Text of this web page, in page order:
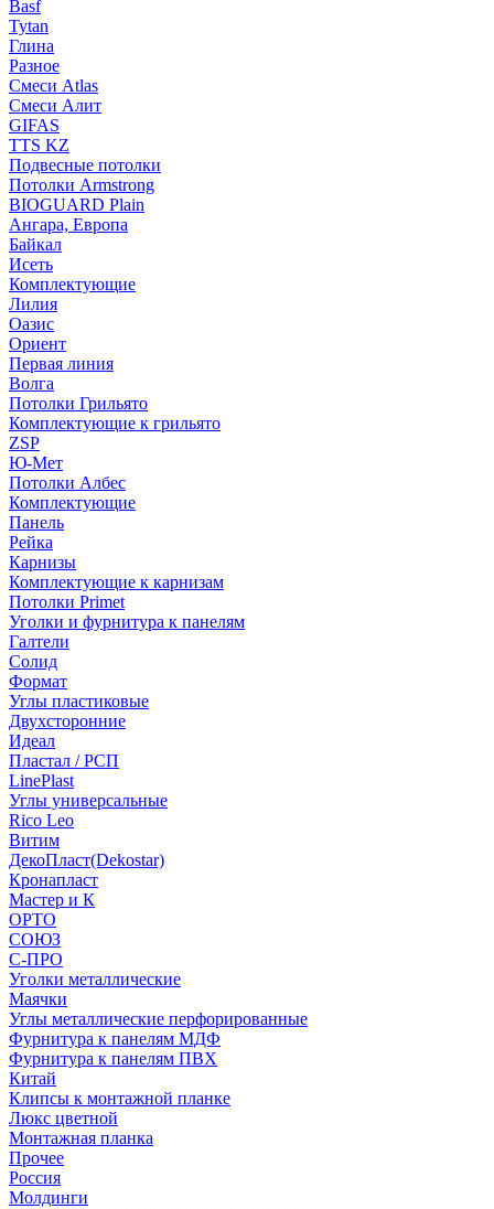
Basf
Tytan
Глина
Разное
Смеси Atlas
Смеси Алит
GIFAS
TTS KZ
Подвесные потолки
Потолки Armstrong
BIOGUARD Plain
Ангара, Европа
Байкал
Исеть
Комплектующие
Лилия
Оазис
Ориент
Первая линия
Волга
Потолки Грильято
Комплектующие к грильято
ZSP
Ю-Мет
Потолки Албес
Комплектующие
Панель
Рейка
Карнизы
Комплектующие к карнизам
Потолки Primet
Уголки и фурнитура к панелям
Галтели
Солид
Формат
Углы пластиковые
Двухсторонние
Идеал
Пластал / РСП
LinePlast
Углы универсальные
Rico Leo
Витим
ДекоПласт(Dekostar)
Кронапласт
Мастер и К
ОРТО
СОЮЗ
С-ПРО
Уголки металлические
Маячки
Углы металлические перфорированные
Фурнитура к панелям МДФ
Фурнитура к панелям ПВХ
Китай
Клипсы к монтажной планке
Люкс цветной
Монтажная планка
Прочее
Россия
Молдинги